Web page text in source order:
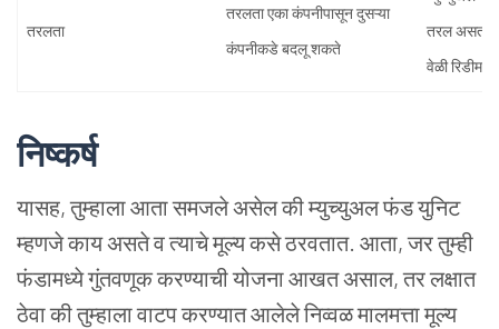
तरलता
तरलता एका कंपनीपासून दुसऱ्या
कंपनीकडे बदलू शकते
तरल असतात
वेळी रिडीम
निष्कर्ष
यासह, तुम्हाला आता समजले असेल की म्युच्युअल फंड युनिट
म्हणजे काय असते व त्याचे मूल्य कसे ठरवतात. आता, जर तुम्ही
फंडामध्ये गुंतवणूक करण्याची योजना आखत असाल, तर लक्षात
ठेवा की तुम्हाला वाटप करण्यात आलेले निव्वळ मालमत्ता मूल्य